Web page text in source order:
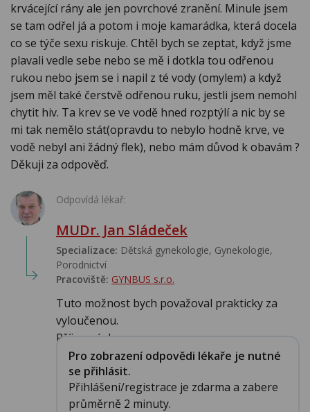
krvácející rány ale jen povrchové zranění. Minule jsem
se tam odřel já a potom i moje kamarádka, která docela
co se týče sexu riskuje. Chtěl bych se zeptat, když jsme
plavali vedle sebe nebo se mě i dotkla tou odřenou
rukou nebo jsem se i napil z té vody (omylem) a když
jsem měl také čerstvě odřenou ruku, jestli jsem nemohl
chytit hiv. Ta krev se ve vodě hned rozptýlí a nic by se
mi tak nemělo stát(opravdu to nebylo hodně krve, ve
vodě nebyl ani žádný flek), nebo mám důvod k obavám ?
Děkuji za odpověď.
Odpovídá lékař:
MUDr. Jan Sládeček
Specializace: Dětská gynekologie, Gynekologie,
Porodnictví
Pracoviště: GYNBUS s.r.o.
Tuto možnost bych považoval prakticky za
vyloučenou.
Příjemný den...
Pro zobrazení odpovědi lékaře je nutné
se přihlásit.
Přihlášení/registrace je zdarma a zabere
průměrně 2 minuty.